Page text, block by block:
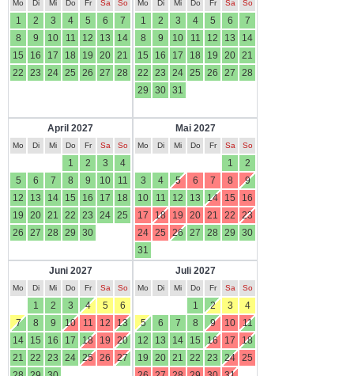
Mo Di Mi Do Fr Sa So
1 2 3 4 5 6
7
8
9 10 11 12 13
14
15
16 17 18 19 20 21
22
23 24 25 26 27 28
Mo Di Mi Do Fr Sa So
1 2 3 4 5 6
7
8
9 10 11 12 13
14
15
16 17 18 19 20 21
22
23 24 25 26 27
28
29
30 31
April 2027
Mo Di Mi Do Fr Sa So
1 2 3
4
5
6 7 8 9 10
11
12
13 14 15 16 17
18
19
20 21 22 23 24 25
26
27 28 29 30
Mai 2027
Mo Di Mi Do Fr Sa So
1
2
3
4 5 6 7 8
9
10
11 12 13 14 15
16
17
18 19 20 21 22
23
24 25 26 27 28 29
30
31
Juni 2027
Mo Di Mi Do Fr Sa So
1 2 3 4 5
6
7
8 9 10 11 12
13
14
15 16 17 18 19
20
21
22 23 24 25 26
27
Juli 2027
Mo Di Mi Do Fr Sa So
1 2 3
4
5
6 7 8 9 10
11
12
13 14 15 16 17
18
19
20 21 22 23 24 25